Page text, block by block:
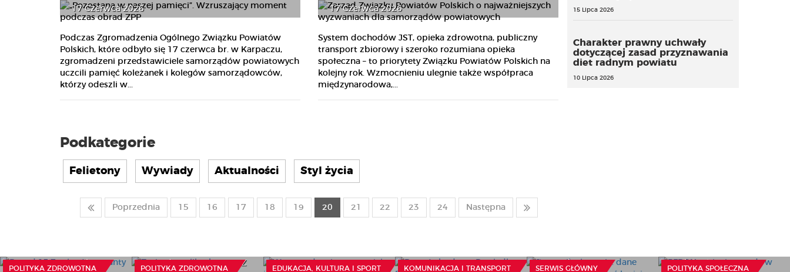
17 Czerwca 2026
Podczas Zgromadzenia Ogólnego Związku Powiatów
Polskich, które odbyło się 17 czerwca br. w Karpaczu,
zgromadzeni przedstawiciele samorządów powiatowych
uczcili pamięć koleżanek i kolegów samorządowców,
którzy odeszli w...
17 Czerwca 2026
System dochodów JST, opieka zdrowotna, publiczny
transport zbiorowy i szeroko rozumiana opieka
społeczna – to priorytety Związku Powiatów Polskich na
kolejny rok. Wzmocnieniu ulegnie także współpraca
międzynarodowa,...
Podkategorie
Felietony Wywiady Aktualności Styl życia
Poprzednia 15 16 17 18 19 20 21 22 23 24 Następna
15 Lipca 2026
Charakter prawny uchwały
dotyczącej zasad przyznawania
diet radnym powiatu
10 Lipca 2026
POLITYKA ZDROWOTNA POLITYKA ZDROWOTNA
zarządzenie Prezesa NFZ
EDUKACJA, KULTURA I SPORT
15 Lipca 2026 KOMUNIKACJA I TRANSPORT
16 Lipca 2026 SERWIS GŁÓWNY
lepiej chronione
POLITYKA SPOŁECZNA